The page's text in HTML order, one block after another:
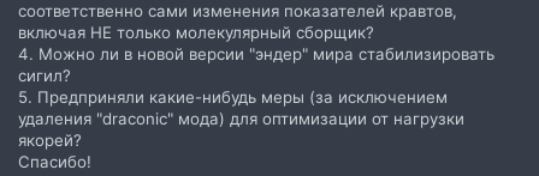
соответственно сами изменения показателей кравтов,
включая НЕ только молекулярный сборщик?
4. Можно ли в новой версии "эндер" мира стабилизировать
сигил?
5. Предприняли какие-нибудь меры (за исключением
удаления "draconic" мода) для оптимизации от нагрузки
якорей?
Спасибо!